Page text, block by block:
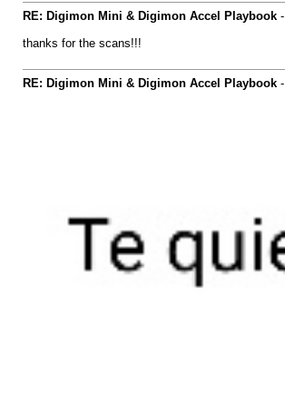
RE: Digimon Mini & Digimon Accel Playbook-
thanks for the scans!!!
RE: Digimon Mini & Digimon Accel Playbook-